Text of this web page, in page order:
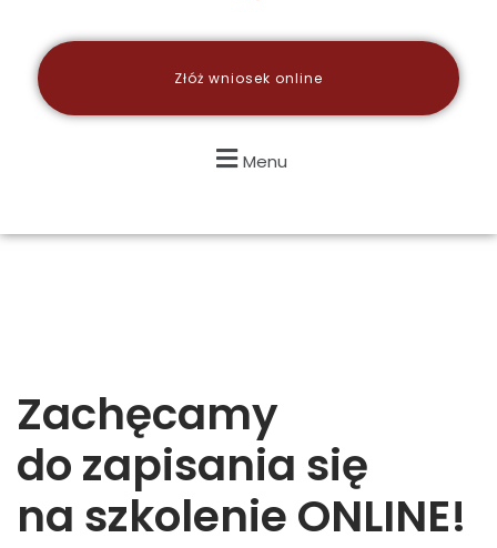
Złóż wniosek online
Menu
Zachęcamy
do zapisania się
na szkolenie ONLINE!